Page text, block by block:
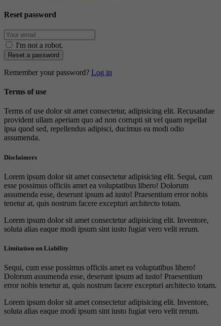
Reset password
I'm not a robot.
Reset a password
Remember your password? Log in
Terms of use
Terms of use dolor sit amet consectetur, adipisicing elit. Recusandae
provident ullam aperiam quo ad non corrupti sit vel quam repellat
ipsa quod sed, repellendus adipisci, ducimus ea modi odio
assumenda.
Disclaimers
Lorem ipsum dolor sit amet consectetur adipisicing elit. Sequi, cum
esse possimus officiis amet ea voluptatibus libero! Dolorum
assumenda esse, deserunt ipsum ad iusto! Praesentium error nobis
tenetur at, quis nostrum facere excepturi architecto totam.
Lorem ipsum dolor sit amet consectetur adipisicing elit. Inventore,
soluta alias eaque modi ipsum sint iusto fugiat vero velit rerum.
Limitation on Liability
Sequi, cum esse possimus officiis amet ea voluptatibus libero!
Dolorum assumenda esse, deserunt ipsum ad iusto! Praesentium
error nobis tenetur at, quis nostrum facere excepturi architecto totam.
Lorem ipsum dolor sit amet consectetur adipisicing elit. Inventore,
soluta alias eaque modi ipsum sint iusto fugiat vero velit rerum.